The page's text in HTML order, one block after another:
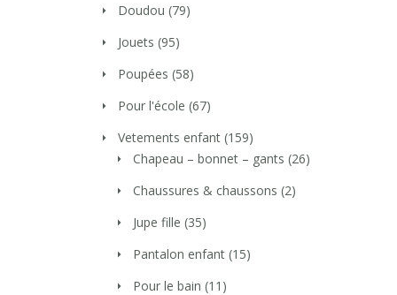
Doudou (79)
Jouets (95)
Poupées (58)
Pour l'école (67)
Vetements enfant (159)
Chapeau – bonnet – gants (26)
Chaussures & chaussons (2)
Jupe fille (35)
Pantalon enfant (15)
Pour le bain (11)